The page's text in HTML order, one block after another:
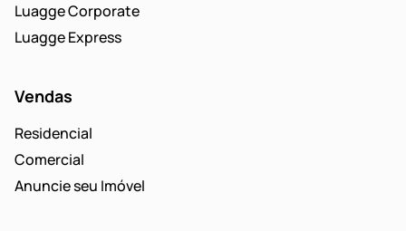
Luagge Corporate
Luagge Express
Vendas
Residencial
Comercial
Anuncie seu Imóvel